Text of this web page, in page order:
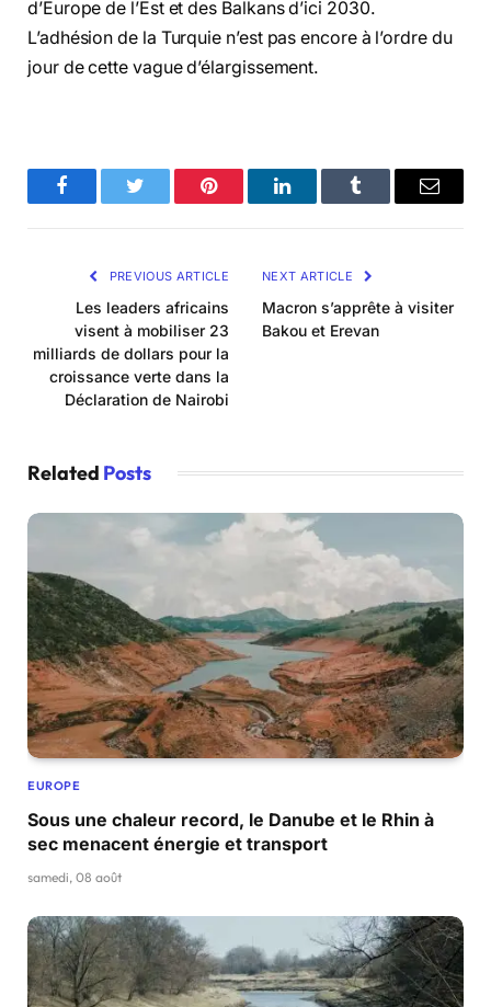
d’Europe de l’Est et des Balkans d’ici 2030.
L’adhésion de la Turquie n’est pas encore à l’ordre du
jour de cette vague d’élargissement.
FacebookTwitter Pinterest LinkedInTumblr Email
PREVIOUS ARTICLE
Les leaders africains
visent à mobiliser 23
milliards de dollars pour la
croissance verte dans la
Déclaration de Nairobi
NEXT ARTICLE
Macron s’apprête à visiter
Bakou et Erevan
Related Posts
EUROPE
Sous une chaleur record, le Danube et le Rhin à
sec menacent énergie et transport
samedi, 08 août